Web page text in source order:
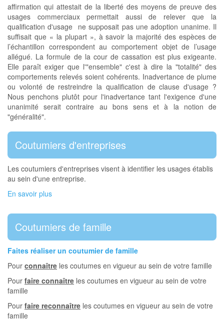
affirmation qui attestait de la liberté des moyens de preuve des
usages commerciaux permettait aussi de relever que la
qualification d'usage ne supposait pas une adoption unanime. Il
suffisait que « la plupart », à savoir la majorité des espèces de
l’échantillon correspondent au comportement objet de l’usage
allégué. La formule de la cour de cassation est plus exigeante.
Elle paraît exiger que l'"ensemble" c'est à dire la "totalité" des
comportements relevés soient cohérents. Inadvertance de plume
ou volonté de restreindre la qualification de clause d'usage ?
Nous penchons plutôt pour l'inadvertance tant l'exigence d'une
unanimité serait contraire au bons sens et à la notion de
"généralité".
Coutumiers d'entreprises
Les coutumiers d'entreprises visent à identifier les usages établis
au sein d'une entreprise.
En savoir plus
Coutumiers de famille
Faites réaliser un coutumier de famille
Pour connaître les coutumes en vigueur au sein de votre famille
Pour faire connaître les coutumes en vigueur au sein de votre
famille
Pour faire reconnaître les coutumes en vigueur au sein de votre
famille